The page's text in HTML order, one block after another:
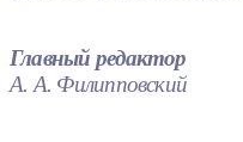
Главный редактор
А. А. Филипповский